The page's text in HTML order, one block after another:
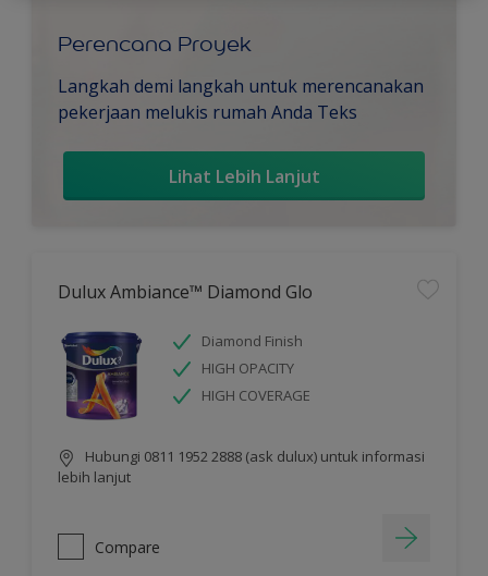
Perencana Proyek
Langkah demi langkah untuk merencanakan
pekerjaan melukis rumah Anda Teks
Lihat Lebih Lanjut
Dulux Ambiance™ Diamond Glo
Diamond Finish
HIGH OPACITY
HIGH COVERAGE
Hubungi 0811 1952 2888 (ask dulux) untuk informasi
lebih lanjut
Compare